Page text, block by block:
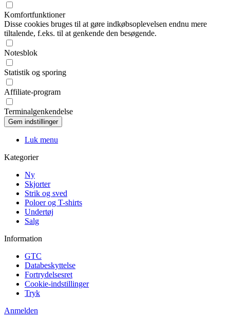
Komfortfunktioner
Disse cookies bruges til at gøre indkøbsoplevelsen endnu mere
tiltalende, f.eks. til at genkende den besøgende.
Notesblok
Statistik og sporing
Affiliate-program
Terminalgenkendelse
Luk menu
Kategorier
Ny
Skjorter
Strik og sved
Poloer og T-shirts
Undertøj
Salg
Information
GTC
Databeskyttelse
Fortrydelsesret
Cookie-indstillinger
Tryk
Anmelden